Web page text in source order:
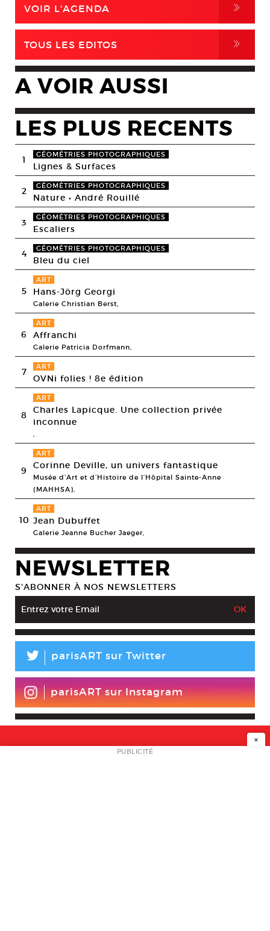
VOIR L'AGENDA ,
TOUS LES EDITOS ,
A VOIR AUSSI
LES PLUS RECENTS
1 GÉOMÉTRIES PHOTOGRAPHIQUES
Lignes & Surfaces
2 GÉOMÉTRIES PHOTOGRAPHIQUES
Nature • André Rouillé
3 GÉOMÉTRIES PHOTOGRAPHIQUES
Escaliers
4 GÉOMÉTRIES PHOTOGRAPHIQUES
Bleu du ciel
5
ART
Hans-Jörg Georgi
Galerie Christian Berst,
6
ART
Affranchi
Galerie Patricia Dorfmann,
7 ART
OVNi folies ! 8e édition
8
ART
Charles Lapicque. Une collection privée
inconnue
,
9
ART
Corinne Deville, un univers fantastique
Musée d’Art et d’Histoire de l’Hôpital Sainte-Anne
(MAHHSA),
10
ART
Jean Dubuffet
Galerie Jeanne Bucher Jaeger,
NEWSLETTER
S’ABONNER À NOS NEWSLETTERS
L parisART sur Twitter
parisART sur Instagram
NEWSLETTER
×
PUBLICITÉ